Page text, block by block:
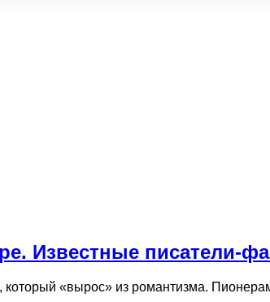
Известные писатели-
который «вырос» из романтизма.